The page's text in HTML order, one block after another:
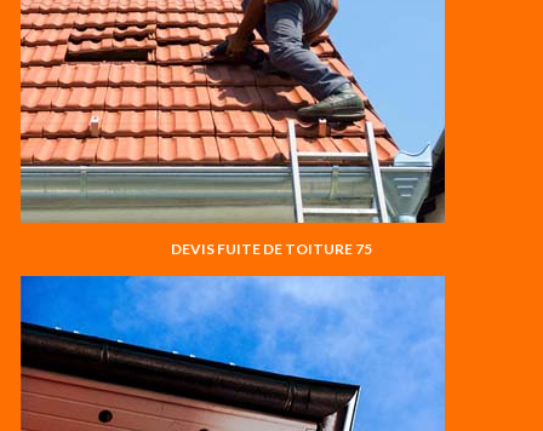
DEVIS FUITE DE TOITURE 75